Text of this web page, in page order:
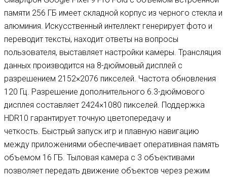
памяти 256 ГБ имеет складной корпус из черного стекла и
алюминия. Искусственный интеллект генерирует фото и
переводит тексты, находит ответы на вопросы
пользователя, выставляет настройки камеры. Трансляция
данных производится на 8-дюймовый дисплей с
разрешением 2152×2076 пикселей. Частота обновления
120 Гц. Разрешение дополнительного 6.3-дюймового
дисплея составляет 2424×1080 пикселей. Поддержка
HDR10 гарантирует точную цветопередачу и
четкость. Быстрый запуск игр и плавную навигацию
между приложениями обеспечивает оперативная память
объемом 16 ГБ. Тыловая камера с 3 объективами
позволяет передать движение объектов через режим